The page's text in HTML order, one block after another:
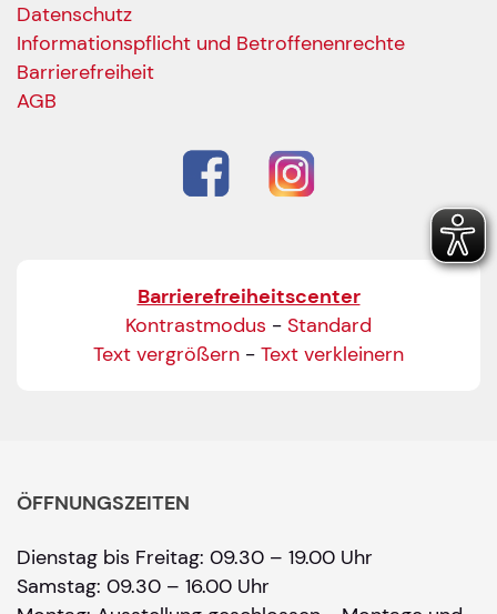
Datenschutz
Informationspflicht und Betroffenenrechte
Barrierefreiheit
AGB
Barrierefreiheitscenter
Kontrastmodus - Standard
Text vergrößern - Text verkleinern
ÖFFNUNGSZEITEN
Dienstag bis Freitag: 09.30 – 19.00 Uhr
Samstag: 09.30 – 16.00 Uhr